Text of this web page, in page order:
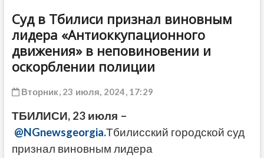
Суд в Тбилиси признал виновным
лидера «Антиоккупационного
движения» в неповиновении и
оскорблении полиции
Вторник, 23 июля, 2024, 17:29
ТБИЛИСИ, 23 июля –
@NGnewsgeorgia.Тбилисский городской суд
признал виновным лидера